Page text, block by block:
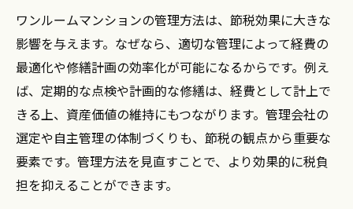
投資用ワンルーム選びで失敗しない節税設
計
節税効果を最大化する売却時の注意ポイント
売却時に押さえたいワンルーム節税の基本
知識
投資用ワンルーム売却で税金を賢く抑える
方法
管理運用歴が売却時の税金に与える影響
ワンルームマンションの管理方法は、節税効果に大きな
影響を与えます。なぜなら、適切な管理によって経費の
最適化や修繕計画の効率化が可能になるからです。例え
ば、定期的な点検や計画的な修繕は、経費として計上で
きる上、資産価値の維持にもつながります。管理会社の
選定や自主管理の体制づくりも、節税の観点から重要な
要素です。管理方法を見直すことで、より効果的に税負
担を抑えることができます。